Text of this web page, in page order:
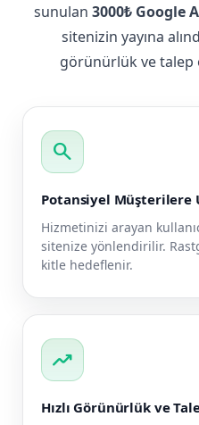
sunulan 3000₺ Google
sitenizin yayına
görünürlük ve talep
search
Potansiyel Müşterilere
Hizmetinizi arayan
sitenize yönlendirilir.
kitle hedeflenir.
trending_up
Hızlı Görünürlük ve